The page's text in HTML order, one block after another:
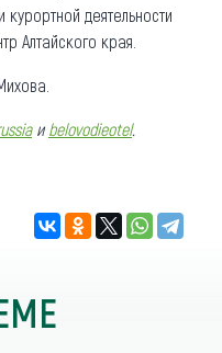
деятельности
Алтайского края.
и belovodieotel.